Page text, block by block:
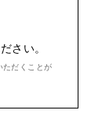
さい。
ただくことが